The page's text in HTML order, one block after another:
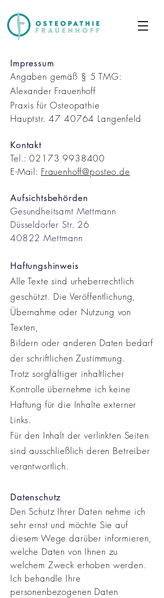
Impressum
Angaben gemäß § 5 TMG:
Alexander Frauenhoff
Praxis für Osteopathie
Hauptstr. 47 40764 Langenfeld
Kontakt
Tel.:02173 9938400
E-Mail: Frauenhoff@posteo.de
Aufsichtsbehörden
Gesundheitsamt Mettmann
Düsseldorfer Str. 26
40822 Mettmann
Haftungshinweis
Alle Texte sind urheberrechtlich
geschützt. Die Veröffentlichung,
Übernahme oder Nutzung von
Texten,
Bildern oder anderen Daten bedarf
der schriftlichen Zustimmung.
Trotz sorgfältiger inhaltlicher
Kontrolle übernehme ich keine
Haftung für die Inhalte externer
Links.
Für den Inhalt der verlinkten Seiten
sind ausschließlich deren Betreiber
verantwortlich.
Datenschutz
Den Schutz Ihrer Daten nehme ich
sehr ernst und möchte Sie auf
diesem Wege darüber informieren,
welche Daten von Ihnen zu
welchem Zweck erhoben werden.
Ich behandle Ihre
personenbezogenen Daten